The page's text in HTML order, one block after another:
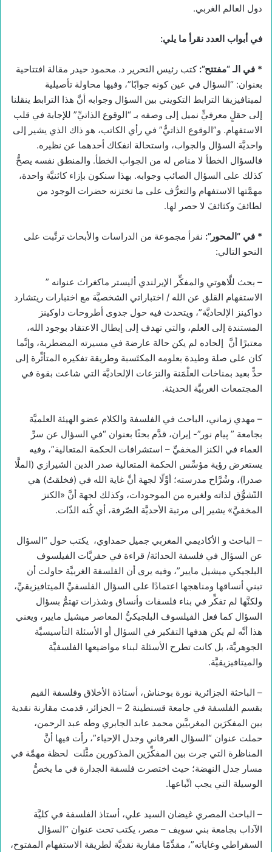
دول العالم الغربي.
في أبواب العدد نقرأ ما يلي:
* في الـ “مفتتح”:كتب رئيس التحرير د. محمود حيدر مقالة افتتاحية
بعنوان: “السؤال في عين كونه جوابًا”، وفيها محاولة تأصيلية
لميتافيزيقا الترابط التكويني بين السؤال وجوابه أنَّ هذا الترابط ينقلنا
إلى حقلٍ معرفيٍّ نميل إلى وصفه بـ “الوقوع الذاتيِّ” للإجابة في قلب
الاستفهام. و”الوقوع الذاتيُّ” في رأي الكاتب، هو ذاك الذي يشير إلى
واحديَّة السؤال والجواب، واستحالة انفكاك أحدهما عن نظيره.
فالسؤال الخطأ لا مناص له من الجواب الخطأ. والمنطق نفسه يصحُّ
كذلك على السؤال الصائب وجوابه. بهذا سنكون بإزاء كائنيَّة واحدة،
مهمَّتها الاستفهام والتعرُّف على ما تختزنه حضرات الوجود من
لطائفَ وكثائفَ لا حصر لها.
* في “المحور”: نقرأ مجموعة من الدراسات والأبحاث ترتَّبت على
النحو التالي:
– بحث للَّاهوتي والمفكِّر الإيرلندي أليستر ماكغراث عنوانه ”
الاستفهام القلق عن الله / اختباراتي الشخصيَّة مع اختبارات ريتشارد
دواكينز الإلحاديَّة”، ويتحدث فيه حول جدوى أطروحات داوكينز
المستندة إلى العلم، والتي تهدف إلى إبطال الاعتقاد بوجود الله،
معتبرًا أنَّ إلحاده لم يكن حالة عارضة في مسيرته المضطربة، وإنَّما
كان على صلة وطيدة بعلومه المكتَسبة وطريقة تفكيره المتأثِّرة إلى
حدٍّ بعيد بمناخات العلْمَنة والنزعات الإلحاديَّة التي شاعت بقوة في
المجتمعات الغربيَّة الحديثة.
– مهدي زماني، الباحث في الفلسفة والكلام عضو الهیئة العلميَّة
بجامعة ” پیام نور”- إيران، قدَّم بحثًا بعنوان “في السؤال عن سرِّ
العماء في الكنز المخفيِّ – استشرافات الحكمة المتعالية”، وفيه
يستعرض رؤية مؤسِّس الحكمة المتعالية صدر الدين الشيرازي (الملَّا
صدرا)، وشُرَّاح مدرسته؛ أوَّلًا لجهة أنَّ غاية الله في (فخلقتُ) هي
التّشوُّق لذاته ولغيره من الموجودات، وكذلك لجهة أنَّ «الكنز
المخفيَّ» يشير إلى مرتبة الأحديَّة الصّرفة، أي كُنه الذّات.
– الباحث و الأكاديمي المغربي جميل حمداوي، يكتب حول “السؤال
عن السؤال في فلسفة الحداثة/ قراءة في حفريَّات الفيلسوف
البلجيكي ميشيل مايير”، وفيه يرى أن الفلسفة الغربيَّة حاولت أن
تبني أنساقها ومناهجها اعتمادًا على السؤال الفلسفيِّ الميتافيزيقيِّ،
ولكنَّها لم تفكِّر في بناء فلسفات وأنساق وشذرات تهتمُّ بسؤال
السؤال كما فعل الفيلسوف البلجيكيُّ المعاصر ميشيل مايير، ويعني
هذا أنَّه لم يكن هدفها التفكير في السؤال أو الأسئلة التأسيسيَّة
الجوهريَّة، بل كانت تطرح الأسئلة لبناء مواضيعها الفلسفيَّة
والميتافيزيقيَّة.
– الباحثة الجزائرية نورة بوحناش، أستاذة الأخلاق وفلسفة القيم
بقسم الفلسفة في جامعة قسنطينة 2 – الجزائر، قدمت مقارنة نقدية
بين المفكرَين المغربيَّين محمد عابد الجابري وطه عبد الرحمن،
حملت عنوان “السؤال العرفاني وجدل الإحياء”، رأت فيها أنَّ
المناظرة التي جرت بين المفكِّرَين المذكورين مثَّلت لحظة مهمَّة في
مسار جدل النهضة؛ حيث اختصرت فلسفة الجدارة في ما يخصُّ
الوسيلة التي يجب اتِّباعها.
– الباحث المصري غيضان السيد علي، أستاذ الفلسفة في كليَّة
الآداب بجامعة بني سويف – مصر، يكتب تحت عنوان “السؤال
السقراطي وغاياته”، مقدِّمًا مقاربة نقديَّة لطريقة الاستفهام المفتوح،